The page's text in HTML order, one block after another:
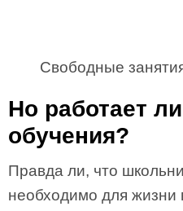
Свободные
Но работает
обучения?
Правда ли, что
необходимо для жизни